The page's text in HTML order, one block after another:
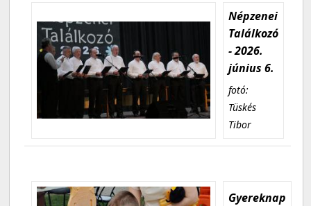
Népzenei
Találkozó
- 2026.
június 6.
fotó:
Tüskés
Tibor
Gyereknap